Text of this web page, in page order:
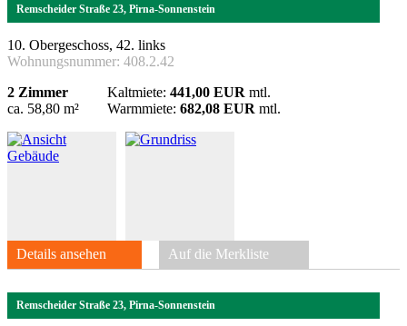
Remscheider Straße 23, Pirna-Sonnenstein
10. Obergeschoss, 42. links
Wohnungsnummer: 408.2.42
2 Zimmer
ca. 58,80 m²
Kaltmiete: 441,00 EUR mtl.
Warmmiete: 682,08 EUR mtl.
Details ansehen Auf die Merkliste
Remscheider Straße 23, Pirna-Sonnenstein